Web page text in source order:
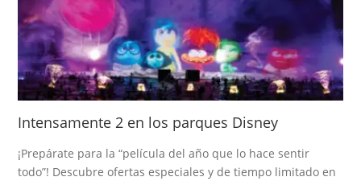
Intensamente 2 en los parques Disney
¡Prepárate para la “película del año que lo hace sentir
todo”! Descubre ofertas especiales y de tiempo limitado en